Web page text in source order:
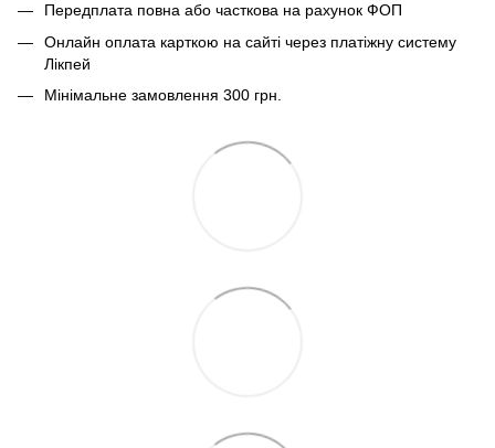
Передплата повна або часткова на рахунок ФОП
Онлайн оплата карткою на сайті через платіжну систему
Лікпей
Мінімальне замовлення 300 грн.